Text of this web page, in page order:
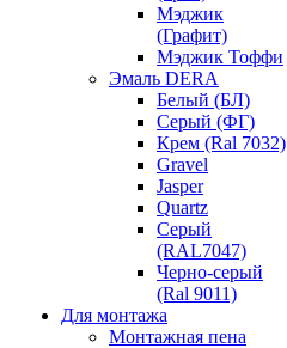
Мэджик
(Графит)
Мэджик Тоффи
Эмаль DERA
Белый (БЛ)
Серый (ФГ)
Крем (Ral 7032)
Gravel
Jasper
Quartz
Серый
(RAL7047)
Черно-серый
(Ral 9011)
Для монтажа
Монтажная пена